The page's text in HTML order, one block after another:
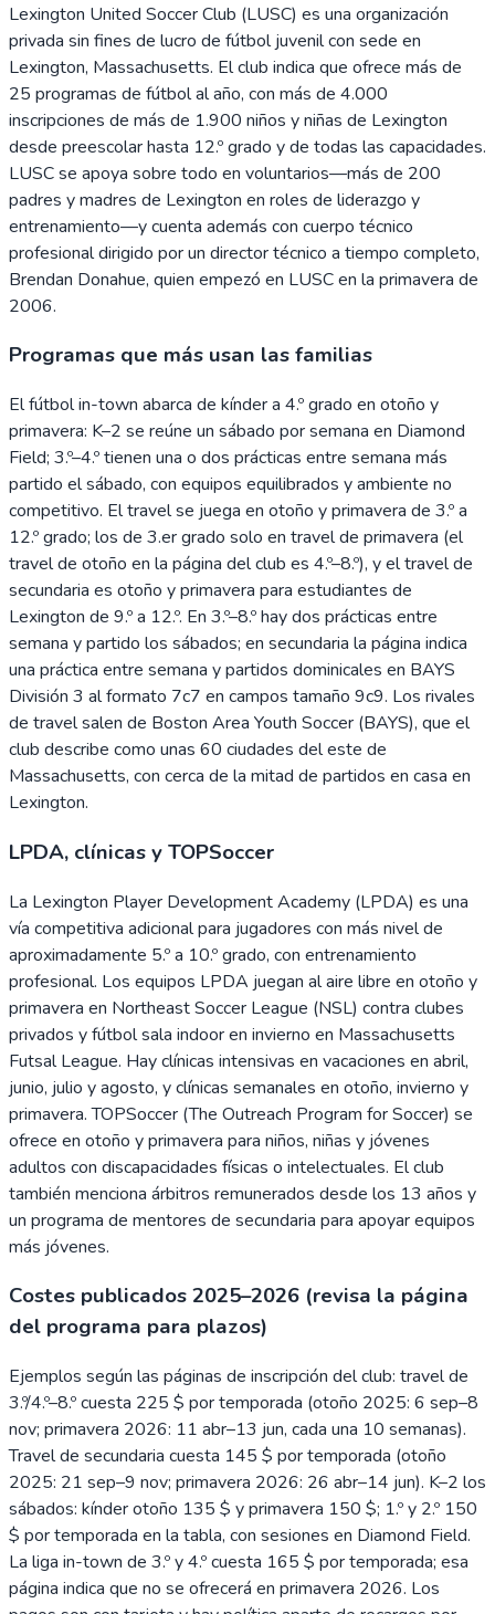
Lexington United Soccer Club (LUSC) es una organización
privada sin fines de lucro de fútbol juvenil con sede en
Lexington, Massachusetts. El club indica que ofrece más de
25 programas de fútbol al año, con más de 4.000
inscripciones de más de 1.900 niños y niñas de Lexington
desde preescolar hasta 12.º grado y de todas las capacidades.
LUSC se apoya sobre todo en voluntarios—más de 200
padres y madres de Lexington en roles de liderazgo y
entrenamiento—y cuenta además con cuerpo técnico
profesional dirigido por un director técnico a tiempo completo,
Brendan Donahue, quien empezó en LUSC en la primavera de
2006.
Programas que más usan las familias
El fútbol in-town abarca de kínder a 4.º grado en otoño y
primavera: K–2 se reúne un sábado por semana en Diamond
Field; 3.º–4.º tienen una o dos prácticas entre semana más
partido el sábado, con equipos equilibrados y ambiente no
competitivo. El travel se juega en otoño y primavera de 3.º a
12.º grado; los de 3.er grado solo en travel de primavera (el
travel de otoño en la página del club es 4.º–8.º), y el travel de
secundaria es otoño y primavera para estudiantes de
Lexington de 9.º a 12.º. En 3.º–8.º hay dos prácticas entre
semana y partido los sábados; en secundaria la página indica
una práctica entre semana y partidos dominicales en BAYS
División 3 al formato 7c7 en campos tamaño 9c9. Los rivales
de travel salen de Boston Area Youth Soccer (BAYS), que el
club describe como unas 60 ciudades del este de
Massachusetts, con cerca de la mitad de partidos en casa en
Lexington.
LPDA, clínicas y TOPSoccer
La Lexington Player Development Academy (LPDA) es una
vía competitiva adicional para jugadores con más nivel de
aproximadamente 5.º a 10.º grado, con entrenamiento
profesional. Los equipos LPDA juegan al aire libre en otoño y
primavera en Northeast Soccer League (NSL) contra clubes
privados y fútbol sala indoor en invierno en Massachusetts
Futsal League. Hay clínicas intensivas en vacaciones en abril,
junio, julio y agosto, y clínicas semanales en otoño, invierno y
primavera. TOPSoccer (The Outreach Program for Soccer) se
ofrece en otoño y primavera para niños, niñas y jóvenes
adultos con discapacidades físicas o intelectuales. El club
también menciona árbitros remunerados desde los 13 años y
un programa de mentores de secundaria para apoyar equipos
más jóvenes.
Costes publicados 2025–2026 (revisa la página
del programa para plazos)
Ejemplos según las páginas de inscripción del club: travel de
3.º/4.º–8.º cuesta 225 $ por temporada (otoño 2025: 6 sep–8
nov; primavera 2026: 11 abr–13 jun, cada una 10 semanas).
Travel de secundaria cuesta 145 $ por temporada (otoño
2025: 21 sep–9 nov; primavera 2026: 26 abr–14 jun). K–2 los
sábados: kínder otoño 135 $ y primavera 150 $; 1.º y 2.º 150
$ por temporada en la tabla, con sesiones en Diamond Field.
La liga in-town de 3.º y 4.º cuesta 165 $ por temporada; esa
página indica que no se ofrecerá en primavera 2026. Los